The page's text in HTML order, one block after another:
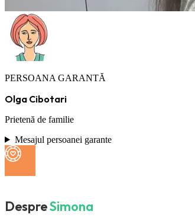
PERSOANA GARANTĂ
Olga Cibotari
Prietenă de familie
Mesajul persoanei garante
DespreSimona